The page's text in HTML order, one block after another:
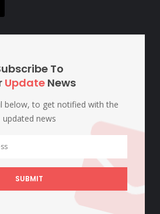
To
Update News
below, to get notified with the
updated news
SUBMIT